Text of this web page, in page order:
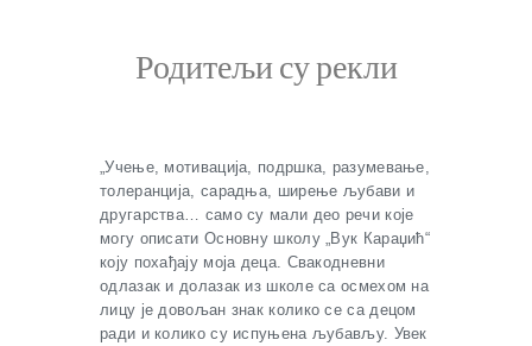
Родитељи су рекли
„Учење, мотивација, подршка, разумевање,
толеранција, сарадња, ширење љубави и
другарства… само су мали део речи које
могу описати Основну школу „Вук Караџић“
коју похађају моја деца. Свакодневни
одлазак и долазак из школе са осмехом на
лицу је довољан знак колико се са децом
ради и колико су испуњена љубављу. Увек